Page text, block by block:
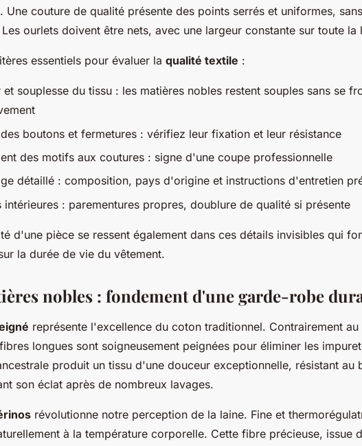
Une couture de qualité présente des points serrés et uniformes,
ourlets doivent être nets, avec une largeur constante sur toute la
essentiels pour évaluer la qualité textile :
et souplesse du tissu : les matières nobles restent souples sans se
boutons et fermetures : vérifiez leur fixation et leur résistance
des motifs aux coutures : signe d'une coupe professionnelle
détaillé : composition, pays d'origine et instructions d'entretien
intérieures : parementures propres, doublure de qualité si présente
d'une pièce se ressent également dans ces détails invisibles qui
la durée de vie du vêtement.
nobles : fondement d'une garde-robe
représente l'excellence du coton traditionnel. Contrairement
longues sont soigneusement peignées pour éliminer les
produit un tissu d'une douceur exceptionnelle, résistant au
son éclat après de nombreux lavages.
révolutionne notre perception de la laine. Fine et
à la température corporelle. Cette fibre précieuse, issue